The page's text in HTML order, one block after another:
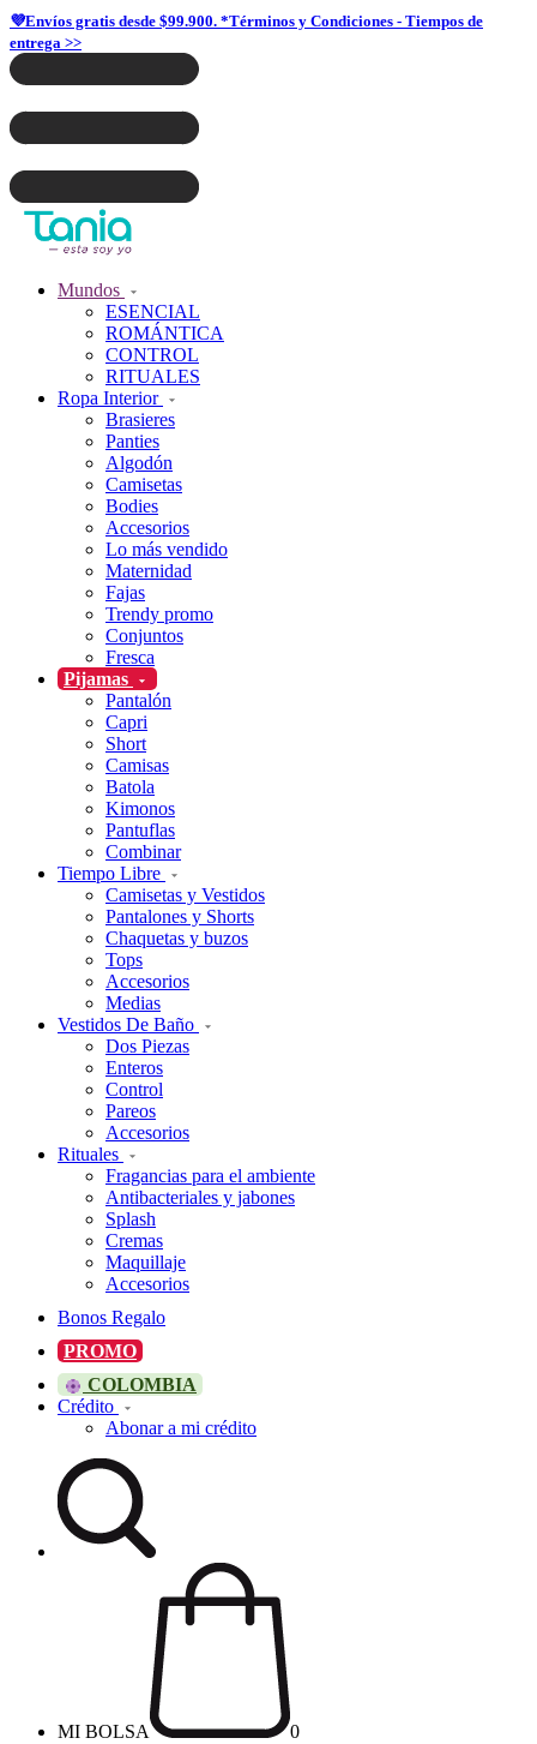
💜Envíos gratis desde $99.900. *Términos y Condiciones - Tiempos de
entrega >>
Mundos
ESENCIAL
ROMÁNTICA
CONTROL
RITUALES
Ropa Interior
Brasieres
Panties
Algodón
Camisetas
Bodies
Accesorios
Lo más vendido
Maternidad
Fajas
Trendy promo
Conjuntos
Fresca
Pijamas
Pantalón
Capri
Short
Camisas
Batola
Kimonos
Pantuflas
Combinar
Tiempo Libre
Camisetas y Vestidos
Pantalones y Shorts
Chaquetas y buzos
Tops
Accesorios
Medias
Vestidos De Baño
Dos Piezas
Enteros
Control
Pareos
Accesorios
Rituales
Fragancias para el ambiente
Antibacteriales y jabones
Splash
Cremas
Maquillaje
Accesorios
Bonos Regalo
PROMO
COLOMBIA
Crédito
Abonar a mi crédito
MI BOLSA 0